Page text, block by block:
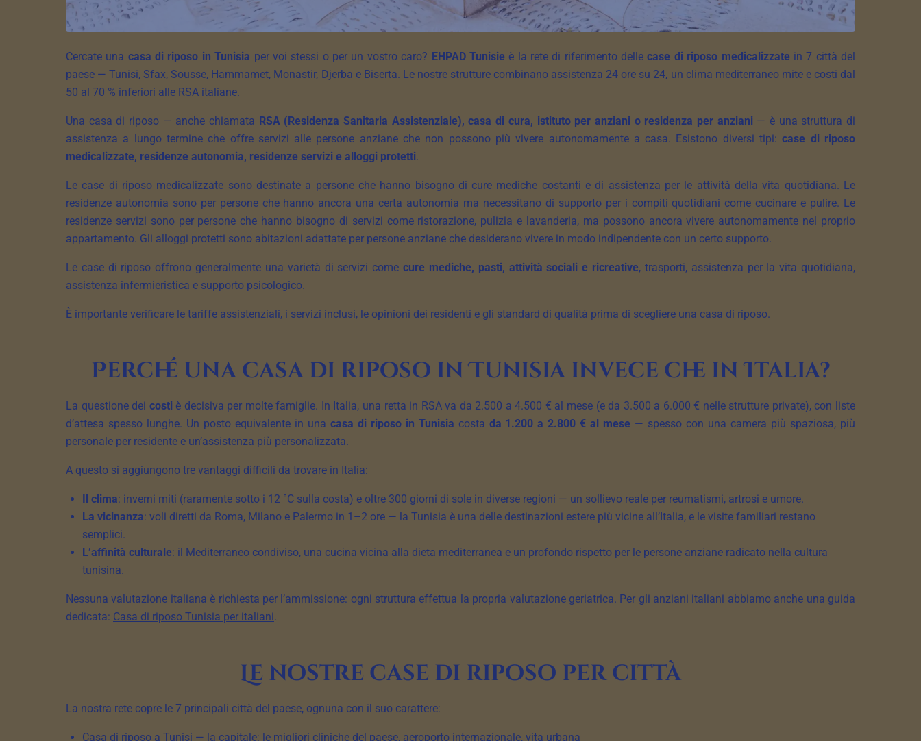
Cercate una casa di riposo in Tunisia per voi stessi o per un vostro caro? EHPAD Tunisie è la rete di riferimento dellecase di riposo medicalizzate in 7 città del
paese — Tunisi, Sfax, Sousse, Hammamet, Monastir, Djerba e Biserta. Le nostre strutture combinano assistenza 24 ore su 24, un clima mediterraneo mite e costi dal
50 al 70 % inferiori alle RSA italiane.
Una casa di riposo — anche chiamata RSA (Residenza Sanitaria Assistenziale), casa di cura, istituto per anziani o residenza per anziani — è una struttura di
assistenza a lungo termine che offre servizi alle persone anziane che non possono più vivere autonomamente a casa. Esistono diversi tipi:case di riposo
medicalizzate, residenze autonomia, residenze servizi e alloggi protetti.
Le case di riposo medicalizzate sono destinate a persone che hanno bisogno di cure mediche costanti e di assistenza per le attività della vita quotidiana. Le
residenze autonomia sono per persone che hanno ancora una certa autonomia ma necessitano di supporto per i compiti quotidiani come cucinare e pulire. Le
residenze servizi sono per persone che hanno bisogno di servizi come ristorazione, pulizia e lavanderia, ma possono ancora vivere autonomamente nel proprio
appartamento. Gli alloggi protetti sono abitazioni adattate per persone anziane che desiderano vivere in modo indipendente con un certo supporto.
Le case di riposo offrono generalmente una varietà di servizi comecure mediche, pasti, attività sociali e ricreative, trasporti, assistenza per la vita quotidiana,
assistenza infermieristica e supporto psicologico.
È importante verificare le tariffe assistenziali, i servizi inclusi, le opinioni dei residenti e gli standard di qualità prima di scegliere una casa di riposo.
Perché una casa di riposo in Tunisia invece che in Italia?
La questione dei costi è decisiva per molte famiglie. In Italia, una retta in RSA va da 2.500 a 4.500 € al mese (e da 3.500 a 6.000 € nelle strutture private), con liste
d’attesa spesso lunghe. Un posto equivalente in una casa di riposo in Tunisia costa da 1.200 a 2.800 € al mese — spesso con una camera più spaziosa, più
personale per residente e un’assistenza più personalizzata.
A questo si aggiungono tre vantaggi difficili da trovare in Italia:
Il clima: inverni miti (raramente sotto i 12 °C sulla costa) e oltre 300 giorni di sole in diverse regioni — un sollievo reale per reumatismi, artrosi e umore.
La vicinanza: voli diretti da Roma, Milano e Palermo in 1–2 ore — la Tunisia è una delle destinazioni estere più vicine all’Italia, e le visite familiari restano
semplici.
L’affinità culturale: il Mediterraneo condiviso, una cucina vicina alla dieta mediterranea e un profondo rispetto per le persone anziane radicato nella cultura
tunisina.
Nessuna valutazione italiana è richiesta per l’ammissione: ogni struttura effettua la propria valutazione geriatrica. Per gli anziani italiani abbiamo anche una guida
dedicata: Casa di riposo Tunisia per italiani.
Le nostre case di riposo per città
La nostra rete copre le 7 principali città del paese, ognuna con il suo carattere:
Casa di riposo a Tunisi — la capitale: le migliori cliniche del paese, aeroporto internazionale, vita urbana